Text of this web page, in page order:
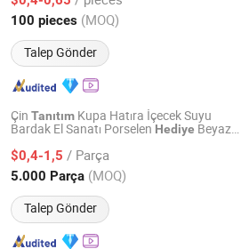
100 pieces (MOQ)
Talep Gönder
Fiyat 2025
Çin Tanıtım Kupa Hatıra İçecek Suyu
Bardak El Sanatı Porselen Hediye Beyaz
Logo ile
$0,4-1,5 / Parça
5.000 Parça (MOQ)
Talep Gönder
Fiyat 2024